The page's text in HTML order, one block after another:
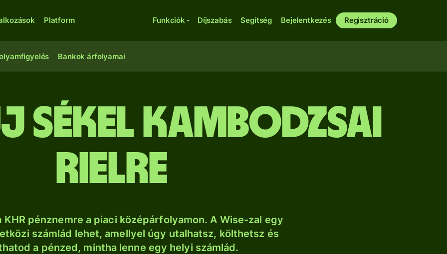
Platform Funkciók Díjszabás Segítség Bejelentkezés Regisztráció
Bankok árfolyamai
sékel kambodzsai
rielre
KHR pénznemre a piaci középárfolyamon. A Wise-zal egy
számlád lehet, amellyel úgy utalhatsz, költhetsz és
a pénzed, mintha lenne egy helyi számlád.